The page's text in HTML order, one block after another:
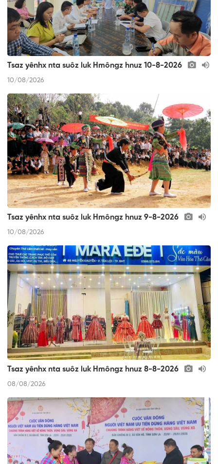
Tsaz yênhx nta suôz luk Hmôngz hnuz 10-8-2026
10/08/2026
Tsaz yênhx nta suôz luk Hmôngz hnuz 9-8-2026
10/08/2026
Tsaz yênhx nta suôz luk Hmôngz hnuz 8-8-2026
08/08/2026